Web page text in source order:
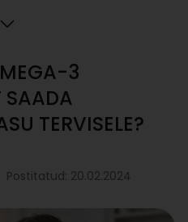
3
SAADA
TERVISELE?
Postitatud: 20.02.2024